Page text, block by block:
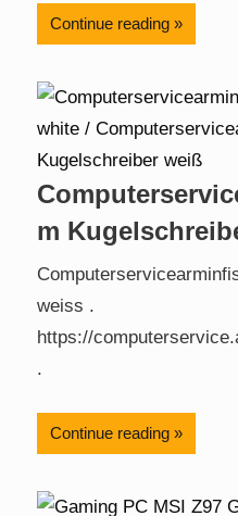
Continue reading
m
weiss .
https://
.
Continue reading